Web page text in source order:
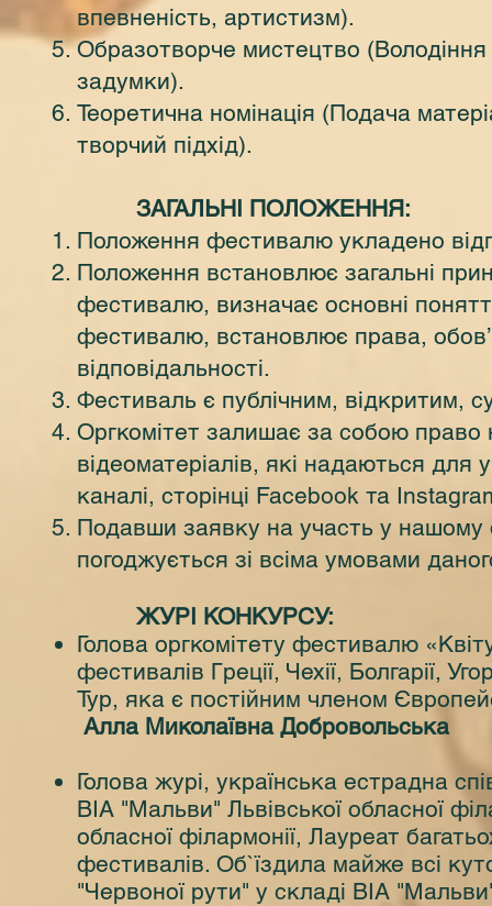
впевненість, артистизм).
Образотворче мистецтво (Володіння
задумки).
Теоретична номінація (Подача
творчий підхід).
ЗАГАЛЬНІ ПОЛОЖЕННЯ:
Положення фестивалю укладено
Положення встановлює загальні
фестивалю, визначає основні
фестивалю, встановлює права,
відповідальності.
Фестиваль є публічним, відкритим,
Оргкомітет залишає за собою
відеоматеріалів, які надаються для
каналі, сторінці Facebook та
Подавши заявку на участь у нашому
погоджується зі всіма умовами
ЖУРІ КОНКУРСУ:
Голова оргкомітету фестивалю
фестивалів Греції, Чехії, Болгарії,
Тур, яка є постійним членом
Алла Миколаївна Добровольська
Голова журі, українська естрадна
ВІА "Мальви" Львівської обласної
обласної філармонії, Лауреат
фестивалів. Об`їздила майже всі
"Червоної рути" у складі ВІА